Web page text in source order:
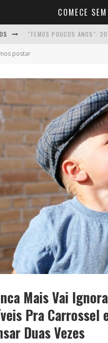
COMECE
"TEMOS POUCOS ANOS":
COMO COMEÇAR A CRIAR
COMO MANTER A
postar
Mais Vai
Pra Carrossel
Duas Vezes